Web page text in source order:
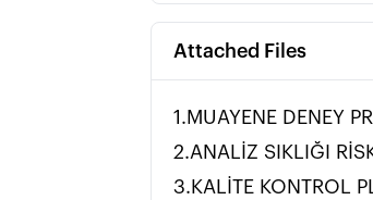
Attached Files
1.MUAYENE DENEY
2.ANALİZ SIKLIĞI
3.KALİTE KONTROL